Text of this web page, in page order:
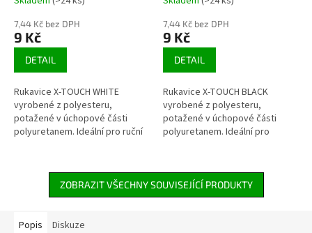
7,44 Kč bez DPH
9 Kč
DETAIL
Rukavice X-TOUCH WHITE
vyrobené z polyesteru,
potažené v úchopové části
polyuretanem. Ideální pro ruční
7,44 Kč bez DPH
9 Kč
DETAIL
Rukavice X-TOUCH BLACK
vyrobené z polyesteru,
potažené v úchopové části
polyuretanem. Ideální pro
se...
ZOBRAZIT VŠECHNY SOUVISEJÍCÍ PRODUKTY
Popis Diskuze